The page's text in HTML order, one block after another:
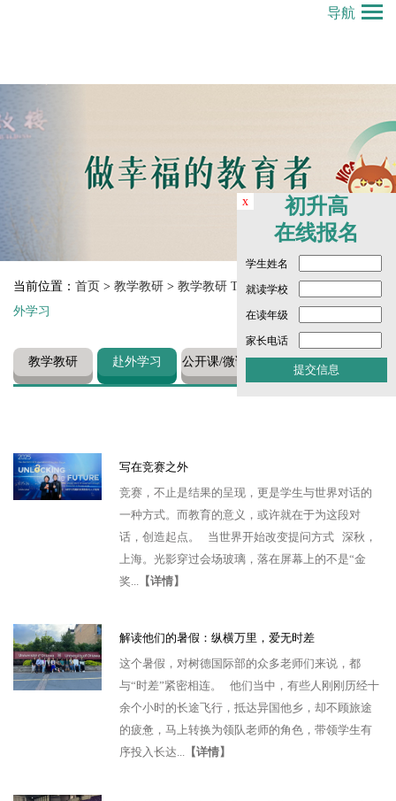
x
初升高
在线报名
学生姓名
就读学校
在读年级
家长电话
导航
当前位置： 首页 > 教学教研 > 教学教研 Teaching and Research
外学习
教学教研 赴外学习 公开课/微课视
频
写在竞赛之外
竞赛，不止是结果的呈现，更是学生与世界对话的
一种方式。而教育的意义，或许就在于为这段对
话，创造起点。 当世界开始改变提问方式 深秋，
上海。光影穿过会场玻璃，落在屏幕上的不是“金
奖... 【详情】
解读他们的暑假：纵横万里，爱无时差
这个暑假，对树德国际部的众多老师们来说，都
与“时差”紧密相连。 他们当中，有些人刚刚历经十
余个小时的长途飞行，抵达异国他乡，却不顾旅途
的疲惫，马上转换为领队老师的角色，带领学生有
序投入长达... 【详情】